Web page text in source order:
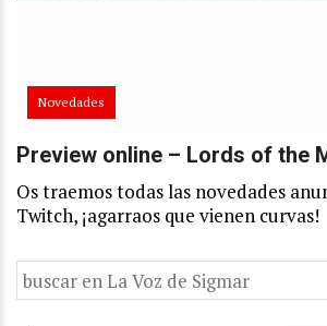
Novedades
Preview online – Lords of the
Os traemos todas las novedades
Twitch, ¡agarraos que vienen curvas!